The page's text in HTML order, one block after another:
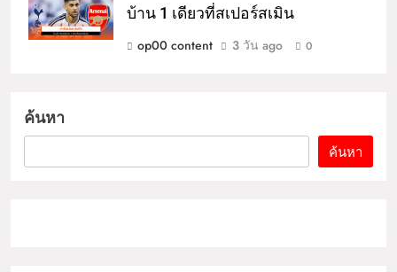
บ้าน 1 เดียวที่สเปอร์สเมิน
op00 content
3 วัน ago 0
ค้นหา
ค้นหา